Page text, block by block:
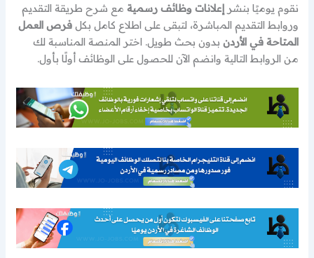
نقوم يوميًا بنشرإعلانات وظائف رسمية مع شرح طريقة التقديم
وروابط التقديم المباشرة، لتبقى على اطلاع كامل بكلفرص العمل
المتاحة في الأردن بدون بحث طويل. اختر المنصة المناسبة لك
من الروابط التالية وانضم الآن للحصول على الوظائف أولًا بأول.